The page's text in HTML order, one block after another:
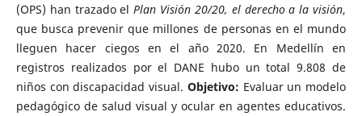
(OPS) han trazado elPlan Visión 20/20, el derecho a la visión,
que busca prevenir que millones de personas en el mundo
lleguen hacer ciegos en el año 2020. En Medellín en
registros realizados por el DANE hubo un total 9.808 de
niños con discapacidad visual. Objetivo: Evaluar un modelo
pedagógico de salud visual y ocular en agentes educativos.